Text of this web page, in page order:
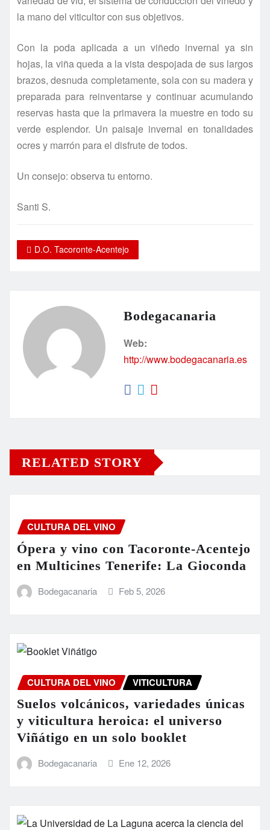
la mano del viticultor con sus objetivos.
Con la poda aplicada a un viñedo invernal ya sin
hojas, la viña queda a la vista despojada de sus largos
brazos, desnuda completamente, sola con su madera y
preparada para reinventarse y continuar acumulando
reservas hasta que la primavera la muestre en todo su
verde esplendor. Un paisaje invernal en tonalidades
ocres y marrón para el disfrute de todos.
Un consejo: observa tu entorno.
Santi S.
D.O. Tacoronte-Acentejo
Bodegacanaria
Web:
http://www.bodegacanaria.es
RELATED STORY
CULTURA DEL VINO
Ópera y vino con Tacoronte-Acentejo
en Multicines Tenerife: La Gioconda
Bodegacanaria Feb 5, 2026
CULTURA DEL VINO VITICULTURA
Suelos volcánicos, variedades únicas
y viticultura heroica: el universo
Viñátigo en un solo booklet
Bodegacanaria Ene 12, 2026